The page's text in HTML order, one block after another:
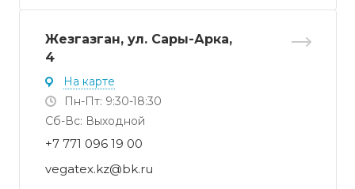
Жезгазган, ул. Сары-Арка,
4
На карте
Пн-Пт: 9:30-18:30
Cб-Вс: Выходной
+7 771 096 19 00
vegatex.kz@bk.ru